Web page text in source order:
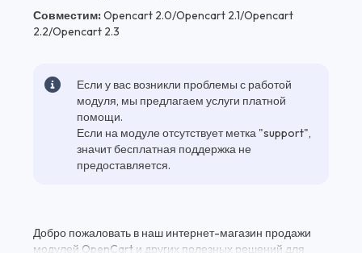
Совместим:Opencart 2.0/Opencart 2.1/Opencart
2.2/Opencart 2.3
Если у вас возникли проблемы с работой
модуля, мы предлагаем услуги платной
помощи.
Если на модуле отсутствует метка "support",
значит бесплатная поддержка не
предоставляется.
Добро пожаловать в наш интернет-магазин продажи
модулей OpenCart и других полезных решений для